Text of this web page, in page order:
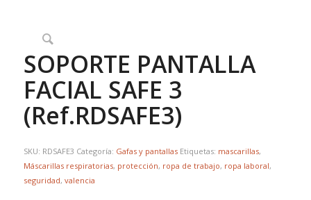
SOPORTE PANTALLA
FACIAL SAFE 3
(Ref.RDSAFE3)
SKU: RDSAFE3 Categoría: Gafas y pantallas Etiquetas: mascarillas,
Máscarillas respiratorias, protección, ropa de trabajo, ropa laboral,
seguridad, valencia